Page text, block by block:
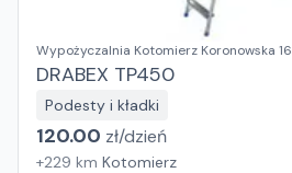
Wypożyczalnia Kotomierz Koronowska 16
DRABEX TP450
Podesty i kładki
120.00 zł/dzień
+229 km Kotomierz